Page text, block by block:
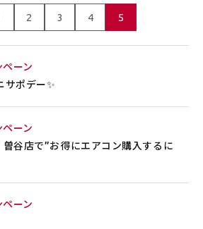
2 3 4 5
ペーン
サポデー✨
ペーン
曽谷店で”お得にエアコン購入するに
ペーン